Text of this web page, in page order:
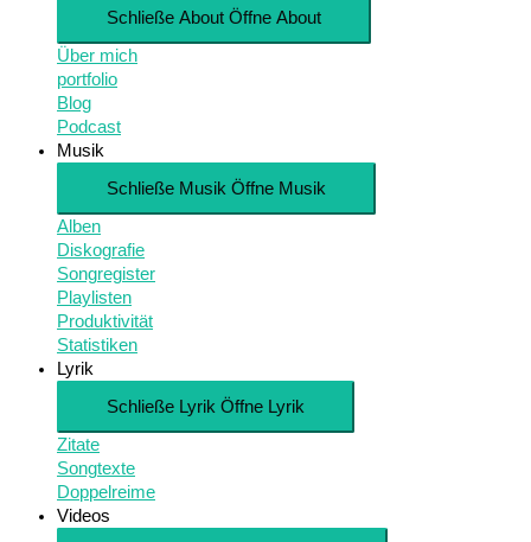
Schließe About Öffne About
Über mich
portfolio
Blog
Podcast
Musik
Schließe Musik Öffne Musik
Alben
Diskografie
Songregister
Playlisten
Produktivität
Statistiken
Lyrik
Schließe Lyrik Öffne Lyrik
Zitate
Songtexte
Doppelreime
Videos